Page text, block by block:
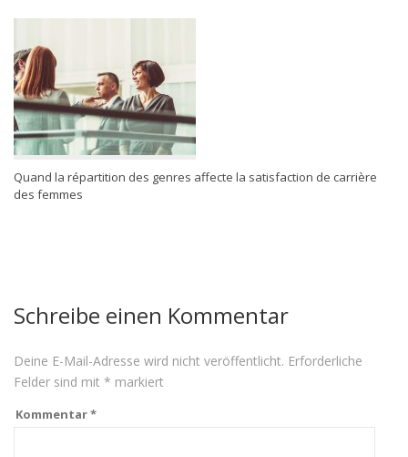
Quand la répartition des genres affecte la satisfaction de carrière
des femmes
Schreibe einen Kommentar
Deine E-Mail-Adresse wird nicht veröffentlicht. Erforderliche
Felder sind mit * markiert
Kommentar*